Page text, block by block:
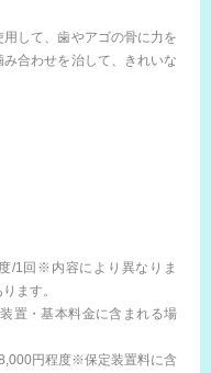
して、歯やアゴの骨に力を
合わせを治して、きれいな
/1回※内容により異なりま
ます。
置・基本料金に含まれる場
円程度※保定装置料に含